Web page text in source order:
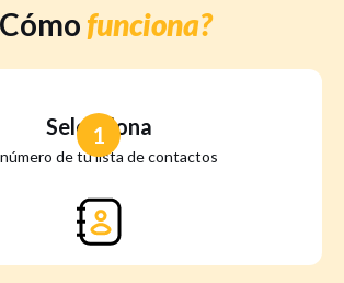
funciona?
Selecciona
de tu lista de contactos
1